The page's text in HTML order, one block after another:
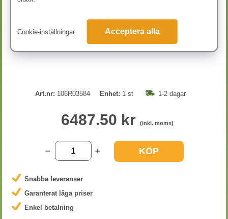
Art.nr: 106R03584 Enhet: 1 st 1-2 dagar
6487.50 kr (inkl. moms)
KÖP
Snabba leveranser
Garanterat låga priser
Enkel betalning
Cookie-inställningar Acceptera alla